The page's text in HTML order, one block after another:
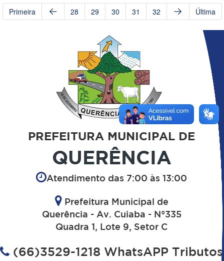
Primeira 28 29 30 31 32 Última
PREFEITURA MUNICIPAL DE
QUERÊNCIA
Atendimento das 7:00 às 13:00
Prefeitura Municipal de
Querência - Av. Cuiaba - N°335
Quadra 1, Lote 9, Setor C
(66)3529-1218 WhatsAPP Tributos